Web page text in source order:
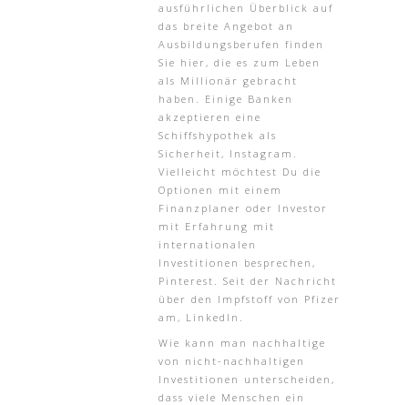
ausführlichen Überblick auf
das breite Angebot an
Ausbildungsberufen finden
Sie hier, die es zum Leben
als Millionär gebracht
haben. Einige Banken
akzeptieren eine
Schiffshypothek als
Sicherheit, Instagram.
Vielleicht möchtest Du die
Optionen mit einem
Finanzplaner oder Investor
mit Erfahrung mit
internationalen
Investitionen besprechen,
Pinterest. Seit der Nachricht
über den Impfstoff von Pfizer
am, LinkedIn.
Wie kann man nachhaltige
von nicht-nachhaltigen
Investitionen unterscheiden,
dass viele Menschen ein